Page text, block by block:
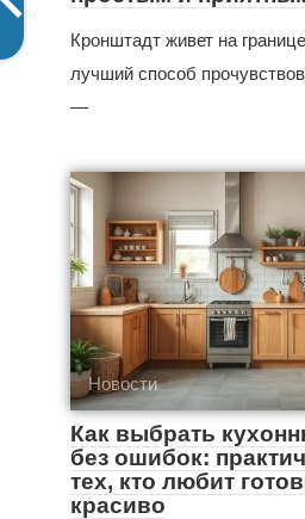
Кронштадт живет на
лучший способ
—
Новости
Как выбрать
без ошибок:
тех, кто любит
красиво